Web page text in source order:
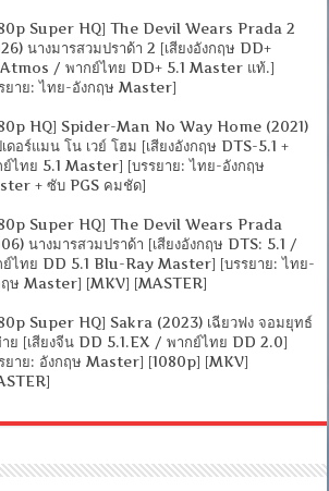
Super HQ] The Devil Wears Prada 2
นางมารสวมปราด้า 2 [เสียงอังกฤษ DD+
/ พากย์ไทย DD+ 5.1 Master แท้.]
ยาย: ไทย-อังกฤษ Master]
HQ] Spider-Man No Way Home (2021)
ดอร์แมน โน เวย์ โฮม [เสียงอังกฤษ DTS-5.1 +
ย์ไทย 5.1 Master] [บรรยาย: ไทย-อังกฤษ
+ ซับ PGS คมชัด]
Super HQ] The Devil Wears Prada
นางมารสวมปราด้า [เสียงอังกฤษ DTS: 5.1 /
ย์ไทย DD 5.1 Blu-Ray Master] [บรรยาย: ไทย-
ฤษ Master] [MKV] [MASTER]
Super HQ] Sakra (2023) เฉียวฟง จอมยุทธ์
ย [เสียงจีน DD 5.1.EX / พากย์ไทย DD 2.0]
ยาย: อังกฤษ Master] [1080p] [MKV]